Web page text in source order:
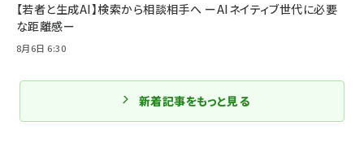
【若者と生成AI】検索から相談相手へ ーAIネイティブ世代に必要
な距離感ー
8月6日 6:30
新着記事をもっと見る